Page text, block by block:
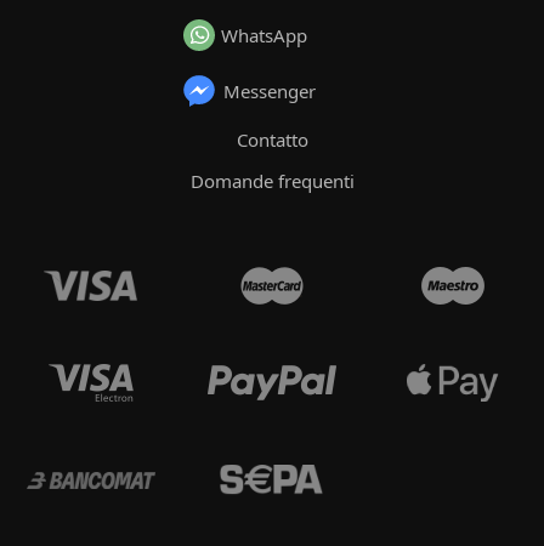
WhatsApp
Messenger
Contatto
Domande frequenti